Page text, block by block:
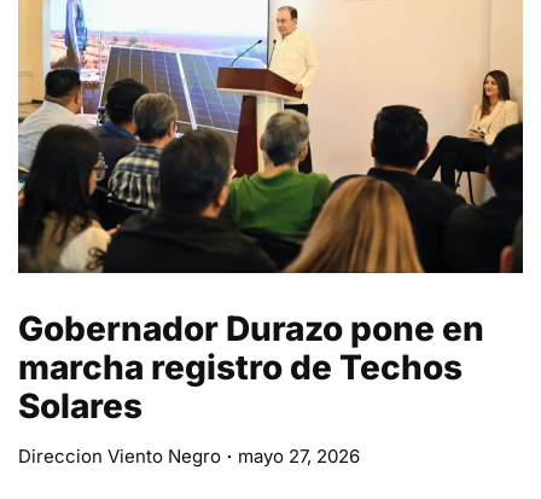
Gobernador Durazo pone en
marcha registro de Techos
Solares
Direccion Viento Negro mayo 27, 2026